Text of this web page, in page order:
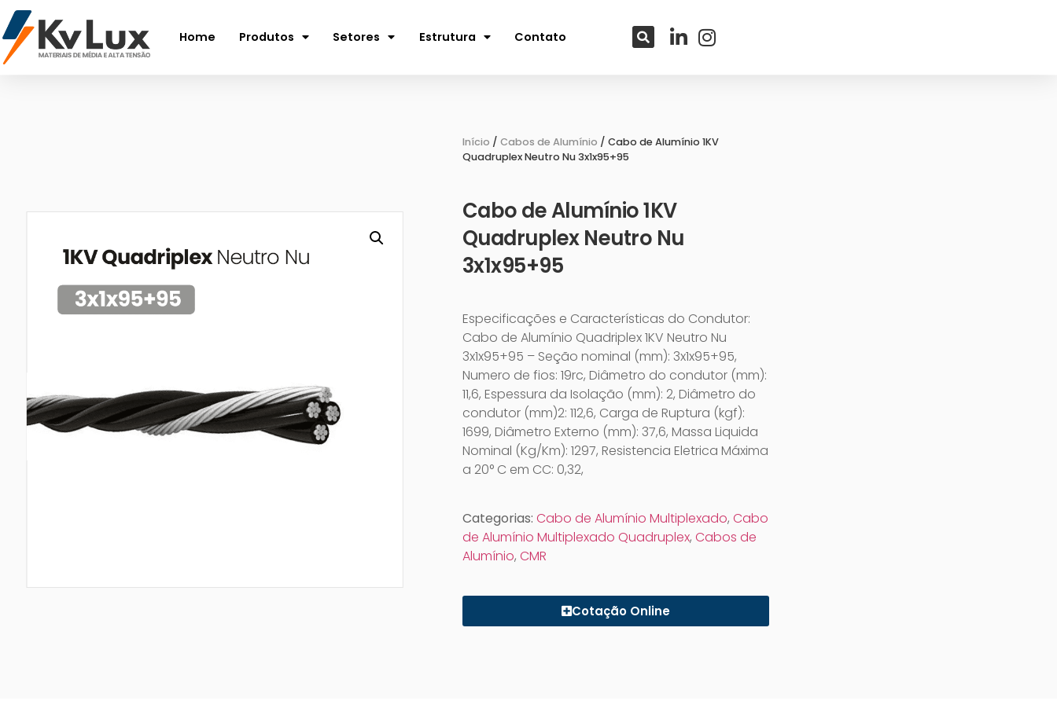
Home Produtos Setores Estrutura Contato
Início / Cabos de Alumínio / Cabo de Alumínio 1KV
Quadruplex Neutro Nu 3x1x95+95
Cabo de Alumínio 1KV
Quadruplex Neutro Nu
3x1x95+95
Especificações e Características do Condutor:
Cabo de Alumínio Quadriplex 1KV Neutro Nu
3x1x95+95 – Seção nominal (mm): 3x1x95+95,
Numero de fios: 19rc, Diâmetro do condutor (mm):
11,6, Espessura da Isolação (mm): 2, Diâmetro do
condutor (mm)2: 112,6, Carga de Ruptura (kgf):
1699, Diâmetro Externo (mm): 37,6, Massa Liquida
Nominal (Kg/Km): 1297, Resistencia Eletrica Máxima
a 20° C em CC: 0,32,
Categorias: Cabo de Alumínio Multiplexado, Cabo
de Alumínio Multiplexado Quadruplex, Cabos de
Alumínio, CMR
Cotação Online